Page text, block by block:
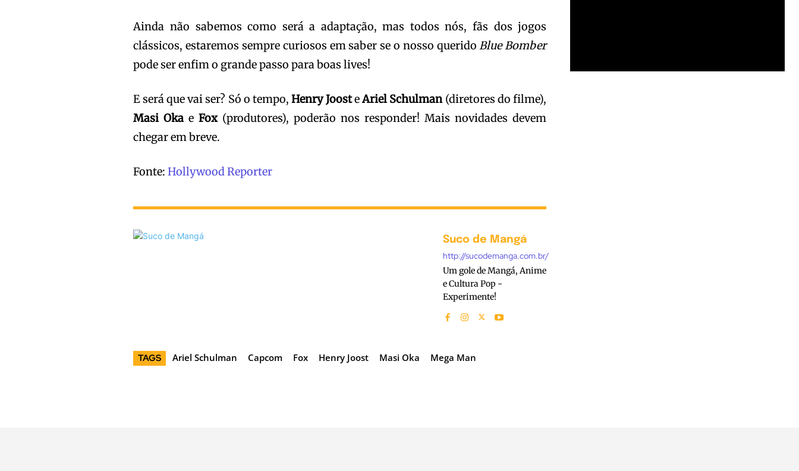
Ainda não sabemos como será a adaptação, mas todos nós, fãs dos jogos
clássicos, estaremos sempre curiosos em saber se o nosso queridoBlue Bomber
pode ser enfim o grande passo para boas lives!
E será que vai ser? Só o tempo,Henry JoosteAriel Schulman(diretores do filme),
Masi Oka eFox(produtores), poderão nos responder! Mais novidades devem
chegar em breve.
Fonte:Hollywood Reporter
Suco de Mangá
http://sucodemanga.com.br/
Um gole de Mangá, Anime
e Cultura Pop -
Experimente!
TAGS Ariel Schulman Capcom Fox Henry Joost Masi Oka Mega Man